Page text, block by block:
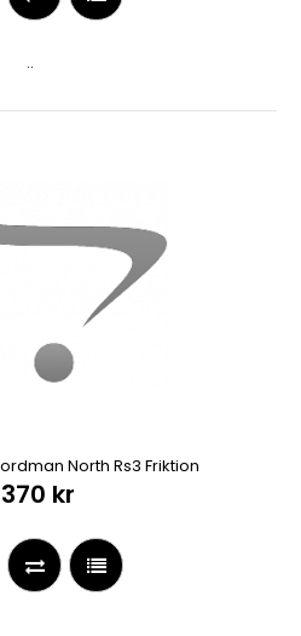
..
North Rs3 Friktion
370 kr